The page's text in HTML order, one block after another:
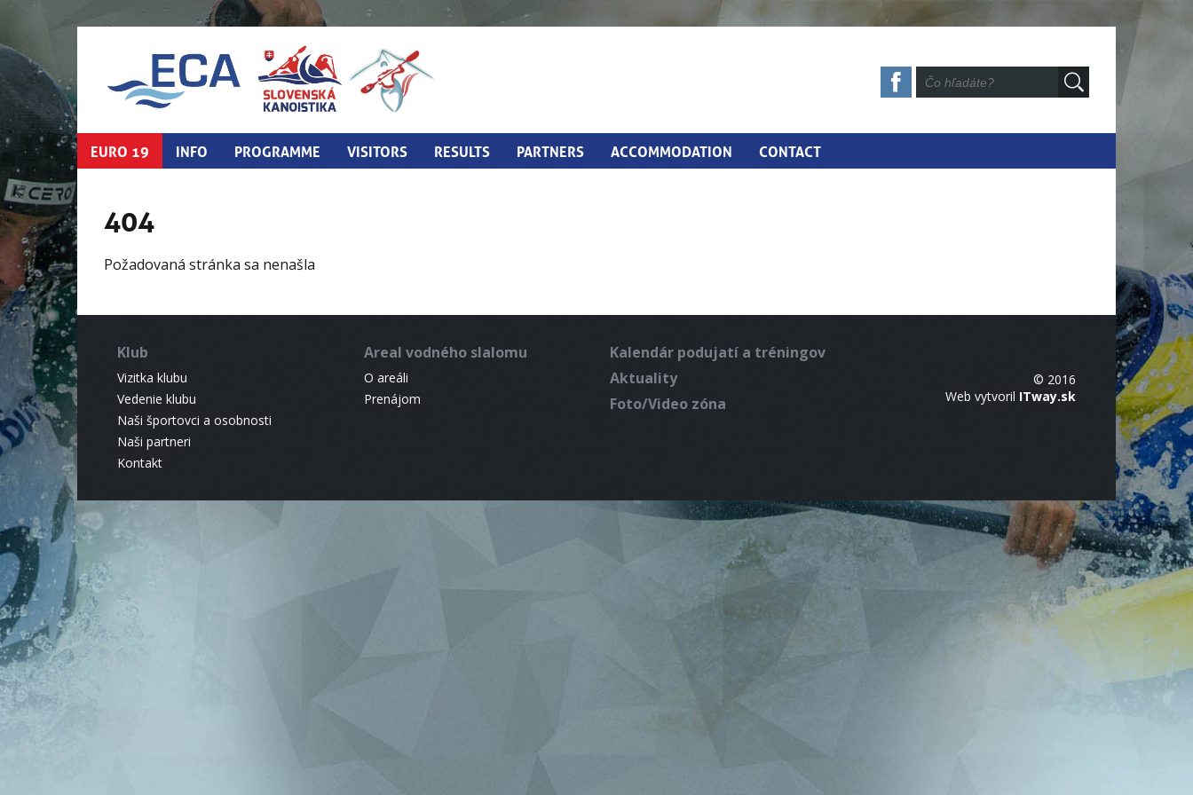
EURO 19 INFO PROGRAMME VISITORS RESULTS PARTNERS ACCOMMODATION CONTACT
404
Požadovaná stránka sa nenašla
Klub
Vizitka klubu
Vedenie klubu
Naši športovci a osobnosti
Naši partneri
Kontakt
Areal vodného slalomu
O areáli
Prenájom
Kalendár podujatí a tréningov
Aktuality
Foto/Video zóna
© 2016
Web vytvoril ITway.sk